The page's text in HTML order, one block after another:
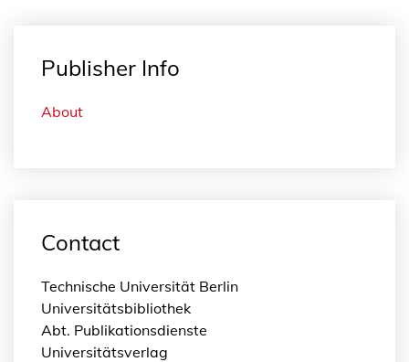
Publisher Info
About
Contact
Technische Universität Berlin
Universitätsbibliothek
Abt. Publikationsdienste
Universitätsverlag